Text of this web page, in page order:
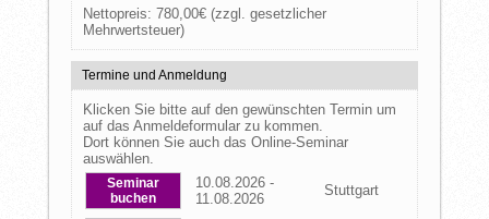
Nettopreis: 780,00€(zzgl. gesetzlicher
Mehrwertsteuer)
Termine und Anmeldung
Klicken Sie bitte auf den gewünschten Termin um
auf das Anmeldeformular zu kommen.
Dort können Sie auch das Online-Seminar
auswählen.
Seminar
buchen
10.08.2026 -
11.08.2026
Stuttgart